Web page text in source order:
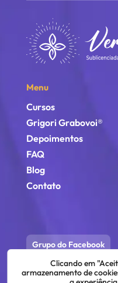
Clicando em
armazenamento de
Menu
Cursos
Grigori Grabovoi®
Depoimentos
FAQ
Blog
Contato
Grupo do Facebook